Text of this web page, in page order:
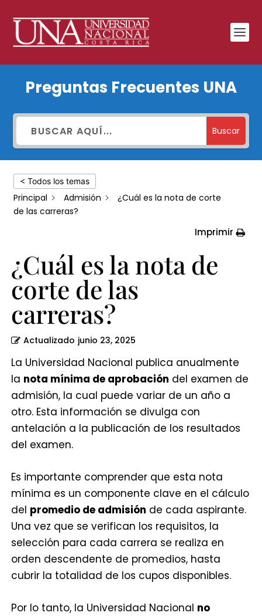
de
corte
de
las
Preguntas Frecuentes UNA
Buscar
< Todos los temas
Principal Admisión
¿Cuál es la nota de corte
de las carreras?
Imprimir
¿Cuál es la nota de
corte de las
carreras?
Actualizado junio 23, 2025
La Universidad Nacional publica anualmente
la nota mínima de aprobación del examen de
admisión, la cual puede variar de un año a
otro. Esta información se divulga con
antelación a la publicación de los resultados
del examen.
Es importante comprender que esta nota
mínima es un componente clave en el cálculo
del promedio de admisión de cada aspirante.
Una vez que se verifican los requisitos, la
selección para cada carrera se realiza en
orden descendente de promedios, hasta
cubrir la totalidad de los cupos disponibles.
Por lo tanto, la Universidad Nacional no